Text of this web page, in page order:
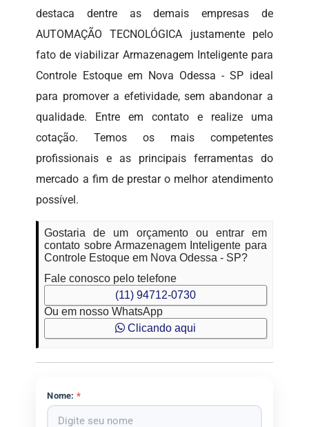
destaca dentre as demais empresas de
AUTOMAÇÃO TECNOLÓGICA justamente pelo
fato de viabilizar Armazenagem Inteligente para
Controle Estoque em Nova Odessa - SP ideal
para promover a efetividade, sem abandonar a
qualidade. Entre em contato e realize uma
cotação. Temos os mais competentes
profissionais e as principais ferramentas do
mercado a fim de prestar o melhor atendimento
possível.
Gostaria de um orçamento ou entrar em
contato sobre Armazenagem Inteligente para
Controle Estoque em Nova Odessa - SP?
Fale conosco pelo telefone
(11) 94712-0730
Ou em nosso WhatsApp
Clicando aqui
Nome: *